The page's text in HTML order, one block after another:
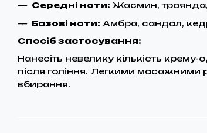
Середні ноти: Жасмин,
Базові ноти: Амбра, сандал,
Спосіб застосування:
Нанесіть невелику кількість
після гоління. Легкими масажними
вбирання.